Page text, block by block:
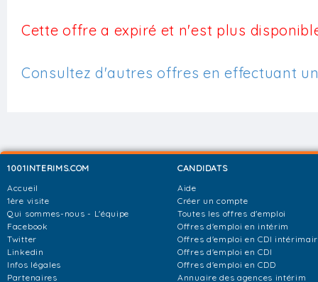
Cette offre a expiré et n'est plus
Consultez d'autres offres en effectuant
1001INTERIMS.COM
Accueil
1ère visite
Qui sommes-nous - L'équipe
Facebook
Twitter
Linkedin
Infos légales
Partenaires
CANDIDATS
Aide
Créer un compte
Toutes les offres d'emploi
Offres d'emploi en intérim
Offres d'emploi en CDI
Offres d'emploi en CDI
Offres d'emploi en CDD
Annuaire des agences intérim